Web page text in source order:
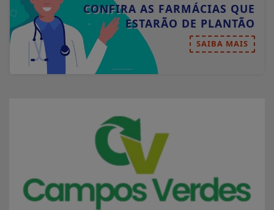
CONFIRA AS FARMÁCIAS QUE
ESTARÃO DE PLANTÃO
SAIBA MAIS